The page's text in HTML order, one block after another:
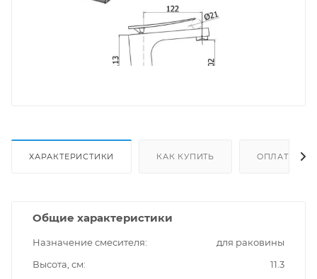
ХАРАКТЕРИСТИКИ КАК КУПИТЬ ОПЛАТА
Общие характеристики
Назначение смесителя
для раковины
Высота, см
11.3